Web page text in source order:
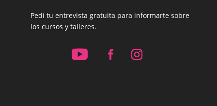
Pedí tu entrevista gratuita para informarte sobre
los cursos y talleres.